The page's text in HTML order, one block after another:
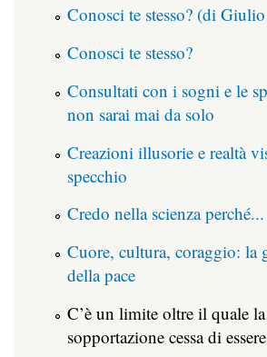
Conosci te stesso? (di
Conosci te stesso?
Consultati con i sogni e le
non sarai mai da solo
Creazioni illusorie e realtà
specchio
Credo nella scienza perché...
Cuore, cultura, coraggio: la
della pace
C’è un limite oltre il quale la
sopportazione cessa di